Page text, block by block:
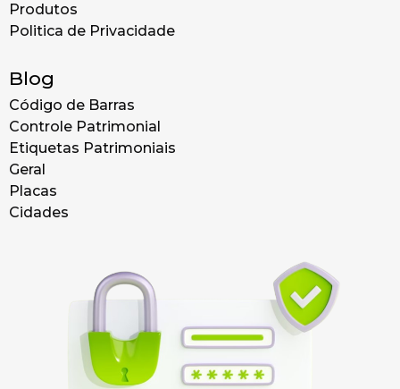
Produtos
Politica de Privacidade
Blog
Código de Barras
Controle Patrimonial
Etiquetas Patrimoniais
Geral
Placas
Cidades